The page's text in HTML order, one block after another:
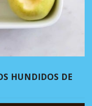
HUNDIDOS DE